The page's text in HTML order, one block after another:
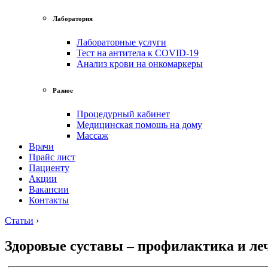
Лаборатория
Лабораторные услуги
Тест на антитела к COVID-19
Анализ крови на онкомаркеры
Разное
Процедурный кабинет
Медицинская помощь на дому
Массаж
Врачи
Прайс лист
Пациенту
Акции
Вакансии
Контакты
Статьи ›
Здоровые суставы – профилактика и